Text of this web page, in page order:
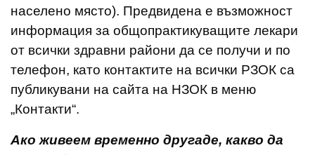
населено място). Предвидена е възможност
информация за общопрактикуващите лекари
от всички здравни райони да се получи и по
телефон, като контактите на всички РЗОК са
публикувани на сайта на НЗОК в меню
„Контакти“.
Ако живеем временно другаде, какво да